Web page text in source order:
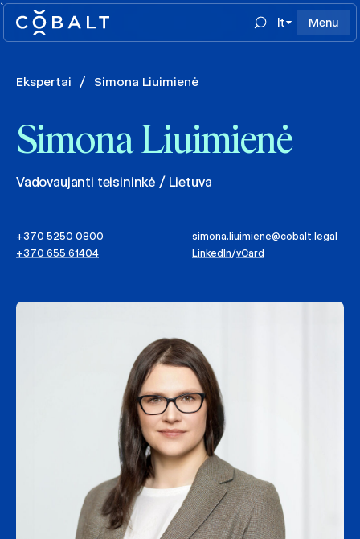
`
lt
Menu
Ekspertai / Simona Liuimienė
Simona Liuimienė
Vadovaujanti teisininkė / Lietuva
+370 5250 0800
+370 655 61404
simona.liuimiene@cobalt.legal
LinkedIn/vCard